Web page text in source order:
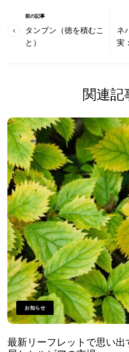
前の記事
タンブン（徳を積むこ
と）
ネ
実
関連記
お知らせ
最新リーフレットで思い出